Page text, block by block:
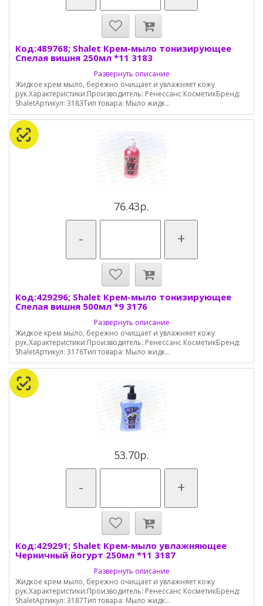
Код:489768; Shalet Крем-мыло тонизирующее
Спелая вишня 250мл *11 3183
Развернуть описание
Жидкое крем мыло, бережно очищает и увлажняет кожу
рук.Характеристики:Производитель: Ренессанс КосметикБренд:
ShaletАртикул: 3183Тип товара: Мыло жидк...
76.43р.
- +
Код:429296; Shalet Крем-мыло тонизирующее
Спелая вишня 500мл *9 3176
Развернуть описание
Жидкое крем мыло, бережно очищает и увлажняет кожу
рук.Характеристики:Производитель: Ренессанс КосметикБренд:
ShaletАртикул: 3176Тип товара: Мыло жидк...
53.70р.
- +
Код:429291; Shalet Крем-мыло увлажняющее
Черничный йогурт 250мл *11 3187
Развернуть описание
Жидкое крем мыло, бережно очищает и увлажняет кожу
рук.Характеристики:Производитель: Ренессанс КосметикБренд:
ShaletАртикул: 3187Тип товара: Мыло жидк...